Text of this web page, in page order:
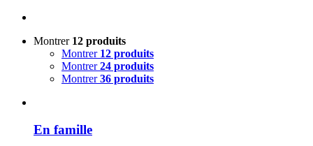
Montrer 12 produits
Montrer 12 produits
Montrer24 produits
Montrer36 produits
En famille